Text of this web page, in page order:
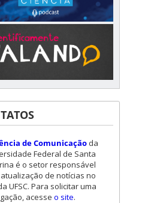
de Comunicação da
Federal de Santa
é o setor responsável
de notícias no
UFSC. Para solicitar uma
acesse o site.